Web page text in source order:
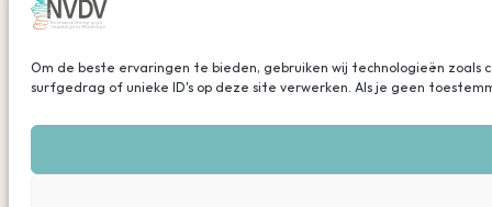
Om de beste ervaringen te bieden, gebruiken wij technologieën
surfgedrag of unieke ID's op deze site verwerken. Als je geen